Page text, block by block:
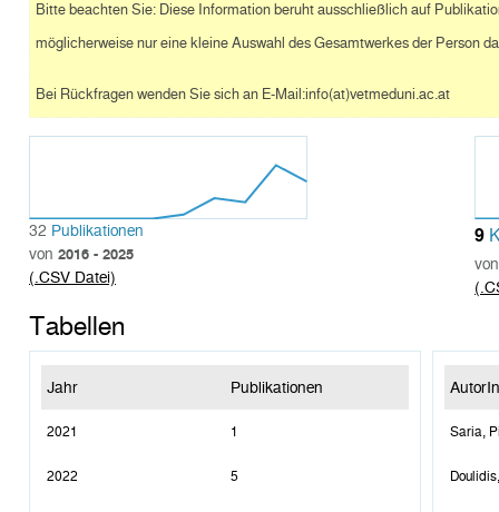
Bitte beachten Sie: Diese Information beruht ausschließlich auf
möglicherweise nur eine kleine Auswahl des Gesamtwerkes der Person
Bei Rückfragen wenden Sie sich an E-Mail:info(at)vetmeduni.ac.at
32 Publikationen
von 2016 - 2025
(.CSV Datei)
9
Tabellen
Jahr Publikationen
2021 1
2022 5
AutorIn
Saria,